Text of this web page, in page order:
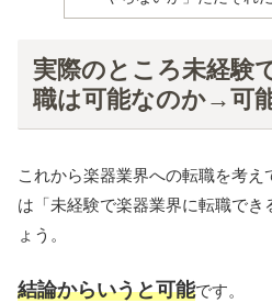
実際のところ未経験
職は可能なのか→可
これから楽器業界への転職を考
は「未経験で楽器業界に転職でき
ょう。
結論からいうと可能です。